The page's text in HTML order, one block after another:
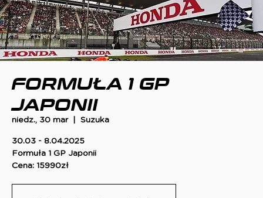
FORMUŁA 1 GP
JAPONII
niedz., 30 mar
  |
Suzuka
30.03 - 8.04.2025
Formuła 1 GP Japonii
Cena: 15990zł